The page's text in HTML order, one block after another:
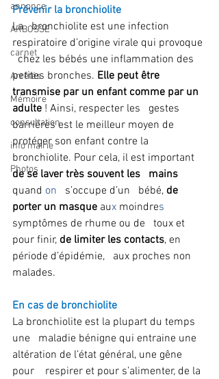
annonce
ARBOSSE
carnet
Arrêtés
Mémoire
consultation
info mairie
Photos
Prévenir la bronchiolite
La   bronchiolite est une infection
respiratoire d’origine virale qui provoque
  chez les bébés une inflammation des
petites bronches. Elle peut être
transmise par un enfant comme par un
adulte ! Ainsi, respecter les   gestes
barrières est le meilleur moyen de
protéger son enfant contre la
bronchiolite. Pour cela, il est important
de se laver très souvent les   mains
quand on s’occupe d’un   bébé, de
porter un masque aux moindres
symptômes de rhume ou de   toux et
pour finir, de limiter les contacts, en
période d’épidémie,   aux proches non
malades.
En cas de bronchiolite
La bronchiolite est la plupart du temps
une   maladie bénigne qui entraine une
altération de l’état général, une gêne
pour    respirer et pour s’alimenter, de la